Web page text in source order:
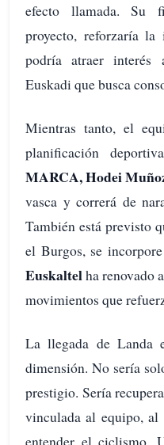
efecto llamada. Su
proyecto, reforzaría
podría atraer interés
Euskadi que busca
Mientras tanto, el
planificación
MARCA, Hodei
vasca y correrá de
También está previsto
el Burgos, se
Euskaltelha renovado a
movimientos que
La llegada de Landa
dimensión. No sería
prestigio. Sería
vinculada al equipo,
entender el ciclismo.